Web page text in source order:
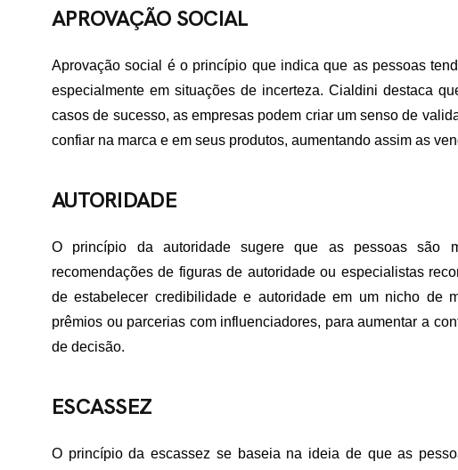
ATENDIDAS
NÓS
APROVAÇÃO SOCIAL
Aprovação social é o princípio que indica que as pessoas
especialmente em situações de incerteza. Cialdini destaca
casos de sucesso, as empresas podem criar um senso de
confiar na marca e em seus produtos, aumentando assim as
AUTORIDADE
O princípio da autoridade sugere que as pessoas são
recomendações de figuras de autoridade ou especialistas
de estabelecer credibilidade e autoridade em um nicho de
prêmios ou parcerias com influenciadores, para aumentar a
de decisão.
ESCASSEZ
O princípio da escassez se baseia na ideia de que as